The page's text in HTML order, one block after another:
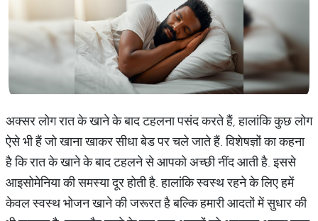
अक्सर लोग रात के खाने के बाद टहलना पसंद करते हैं, हालांकि कुछ लोग
ऐसे भी हैं जो खाना खाकर सीधा बेड पर चले जाते हैं. विशेषज्ञों का कहना
है कि रात के खाने के बाद टहलने से आपको अच्छी नींद आती है. इससे
आइसोमेनिया की समस्या दूर होती है. हालांकि स्वस्थ रहने के लिए हमें
केवल स्वस्थ भोजन खाने की जरूरत है बल्कि हमारी आदतों में सुधार की